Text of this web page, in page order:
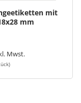
mit
mm
Mwst.